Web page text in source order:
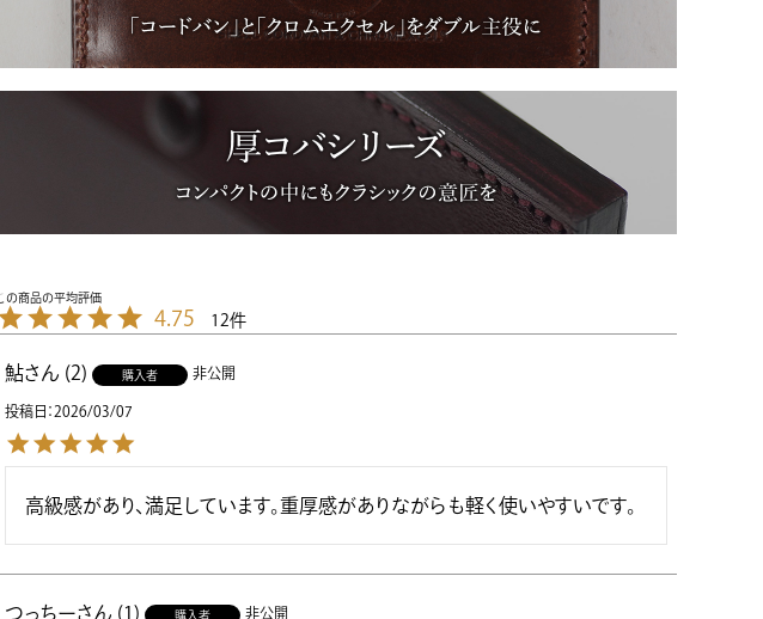
4.75 12
鮎 2 購入者 非公開
投稿日 2026/03/07
高級感があり、満足しています。重厚感がありながらも軽く使いやすいです。
つっちー 1 購入者 非公開